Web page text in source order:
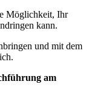
Möglichkeit, Ihr
kann.
und mit dem
am